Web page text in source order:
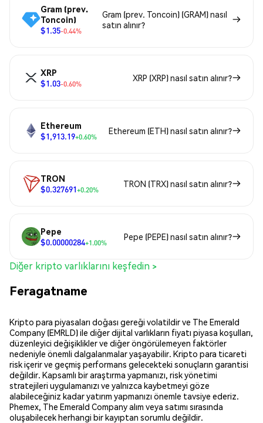
Gram (prev.
Toncoin)
$1.35-0.44%
Gram (prev. Toncoin) (GRAM) nasıl
satın alınır?
XRP
$1.03-0.60%
XRP (XRP) nasıl satın alınır?
Ethereum
$1,913.19+0.60%
Ethereum (ETH) nasıl satın alınır?
TRON
$0.327691+0.20%
TRON (TRX) nasıl satın alınır?
Pepe
$0.00000284+1.00%
Pepe (PEPE) nasıl satın alınır?
Diğer kripto varlıklarını keşfedin >
Feragatname
Kripto para piyasaları doğası gereği volatildir ve The Emerald
Company (EMRLD) ile diğer dijital varlıkların fiyatı piyasa koşulları,
düzenleyici değişiklikler ve diğer öngörülemeyen faktörler
nedeniyle önemli dalgalanmalar yaşayabilir. Kripto para ticareti
risk içerir ve geçmiş performans gelecekteki sonuçların garantisi
değildir. Kapsamlı bir araştırma yapmanızı, risk yönetimi
stratejileri uygulamanızı ve yalnızca kaybetmeyi göze
alabileceğiniz kadar yatırım yapmanızı önemle tavsiye ederiz.
Phemex, The Emerald Company alım veya satımı sırasında
oluşabilecek herhangi bir kayıptan sorumlu değildir.